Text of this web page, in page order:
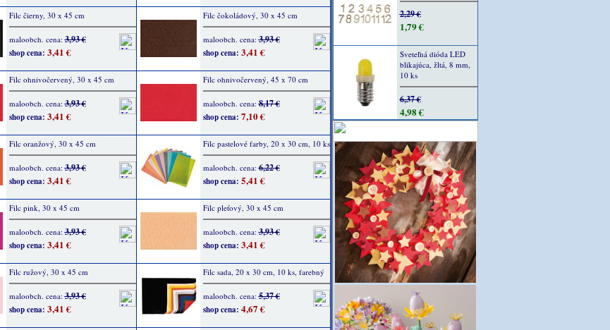
Filc čierny, 30 x 45 cm
maloobch. cena:3,93 €
shop cena: 3,41 €
Filc čokoládový, 30 x 45 cm
maloobch. cena:3,93 €
shop cena: 3,41 €
Filc ohnivočervený, 30 x 45 cm
maloobch. cena:3,93 €
shop cena: 3,41 €
Filc ohnivočervený, 45 x 70 cm
maloobch. cena:8,17 €
shop cena: 7,10 €
Filc oranžový, 30 x 45 cm
maloobch. cena:3,93 €
shop cena: 3,41 €
Filc pastelové farby, 20 x 30 cm, 10 ks
maloobch. cena:6,22 €
shop cena: 5,41 €
Filc pink, 30 x 45 cm
maloobch. cena:3,93 €
shop cena: 3,41 €
Filc pleťový, 30 x 45 cm
maloobch. cena:3,93 €
shop cena: 3,41 €
Filc ružový, 30 x 45 cm
maloobch. cena:3,93 €
shop cena: 3,41 €
Filc sada, 20 x 30 cm, 10 ks, farebný
maloobch. cena:5,37 €
shop cena: 4,67 €
2,29 €
1,79 €
Sveteľná dióda LED
blikajúca, žltá, 8 mm,
10 ks
6,37 €
4,98 €